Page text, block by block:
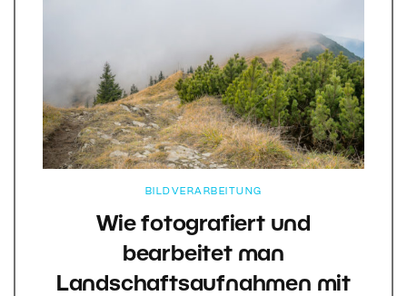
BILDVERARBEITUNG
Wie fotografiert und
bearbeitet man
Landschaftsaufnahmen mit